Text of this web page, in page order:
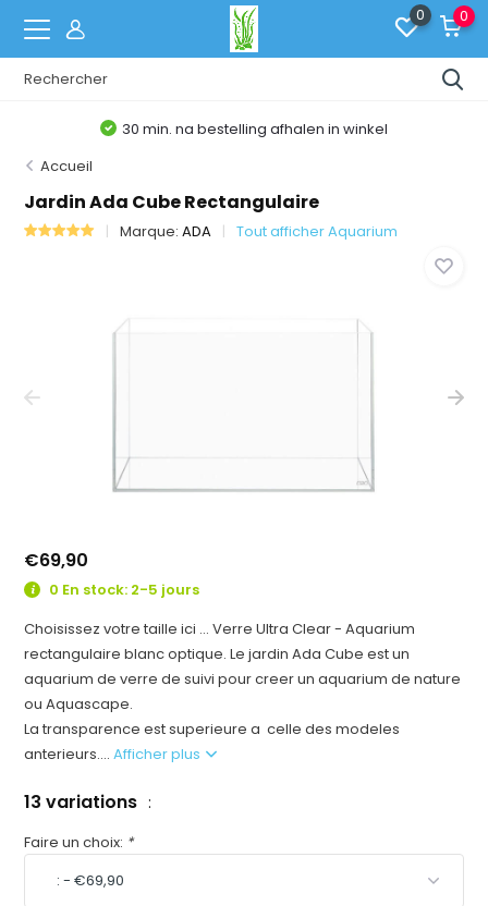
0 0
30 min. na bestelling afhalen in winkel
Accueil
Jardin Ada Cube Rectangulaire
Marque:ADA Tout afficher Aquarium
€69,90
0 En stock: 2-5 jours
Choisissez votre taille ici ... Verre Ultra Clear - Aquarium
rectangulaire blanc optique. Le jardin Ada Cube est un
aquarium de verre de suivi pour creer un aquarium de nature
ou Aquascape.
La transparence est superieure a celle des modeles
anterieurs....Afficher plus
13 variations :
Faire un choix: *